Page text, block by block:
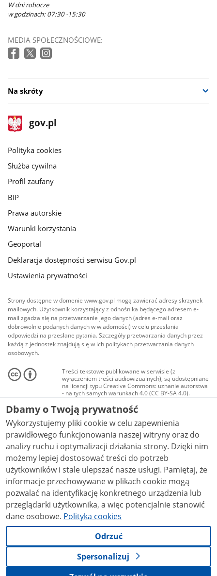
W dni robocze
w godzinach: 07:30 -15:30
MEDIA SPOŁECZNOŚCIOWE:
Na skróty
stopka
gov.pl
Strona
gov.pl
gov.pl
Polityka cookies
Służba cywilna
Profil zaufany
BIP
Prawa autorskie
Warunki korzystania
Geoportal
Deklaracja dostępności serwisu Gov.pl
Ustawienia prywatności
Strony dostępne w domenie www.gov.pl mogą zawierać adresy skrzynek
mailowych. Użytkownik korzystający z odnośnika będącego adresem e-
mail zgadza się na przetwarzanie jego danych (adres e-mail oraz
dobrowolnie podanych danych w wiadomości) w celu przesłania
odpowiedzi na przesłane pytania. Szczegóły przetwarzania danych przez
każdą z jednostek znajdują się w ich politykach przetwarzania danych
osobowych.
Treści tekstowe publikowane w serwisie (z
wyłączeniem treści audiowizualnych), są udostępniane
na licencji typu Creative Commons: uznanie autorstwa
- na tych samych warunkach 4.0 (CC BY-SA 4.0).
Materiały audiowizualne, w tym zdjęcia, materiały
audio i wideo, są udostępniane na licencji typu
Creative Commons: uznanie autorstwa użycie
niekomercyjne - bez utworów zależnych 4.0 (CC BY-
NC-ND 4.0), o ile nie jest to stwierdzone inaczej.
Dbamy o Twoją prywatność
Wykorzystujemy pliki cookie w celu zapewnienia
prawidłowego funkcjonowania naszej witryny oraz do
analizy ruchu i optymalizacji działania strony. Dzięki nim
możemy lepiej dostosować treści do potrzeb
użytkowników i stale ulepszać nasze usługi. Pamiętaj, że
informacje przechowywane w plikach cookie mogą
pozwalać na identyfikację konkretnego urządzenia lub
przeglądarki użytkownika, a więc potencjalnie stanowić
dane osobowe. Polityka cookies
Odrzuć
Spersonalizuj